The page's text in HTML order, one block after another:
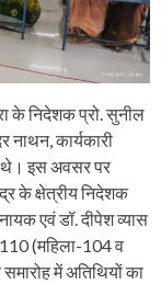
के निदेशक प्रो. सुनील
कार्यकारी
थे। इस अवसर पर
के क्षेत्रीय निदेशक
एवं डॉ. दीपेश व्यास
(महिला-104 व
में अतिथियों का